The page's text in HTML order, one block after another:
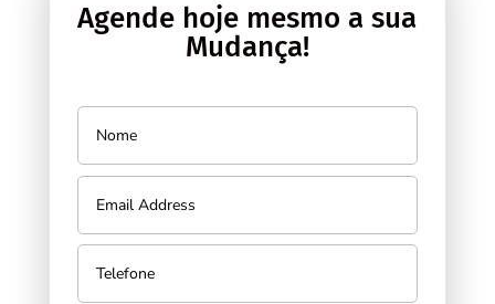
Agende hoje mesmo a sua
Mudança!